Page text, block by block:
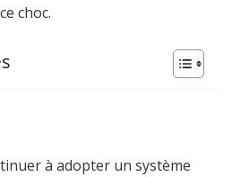
choc.
à adopter un système